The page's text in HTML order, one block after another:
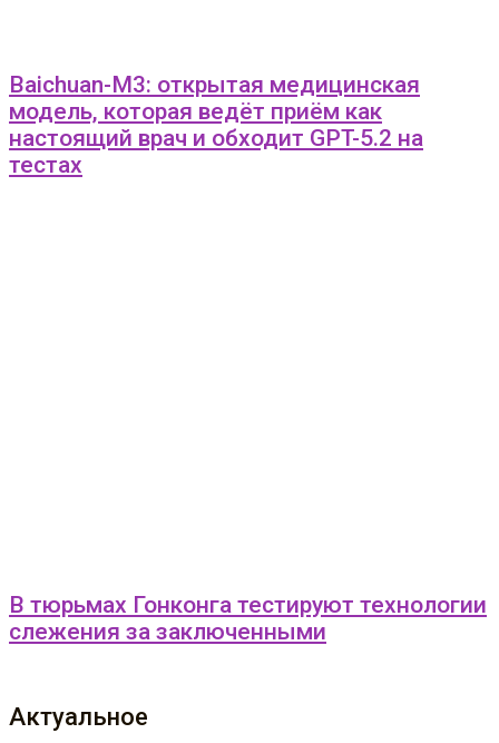
Baichuan-M3: открытая медицинская
модель, которая ведёт приём как
настоящий врач и обходит GPT-5.2 на
тестах
В тюрьмах Гонконга тестируют технологии
слежения за заключенными
Актуальное